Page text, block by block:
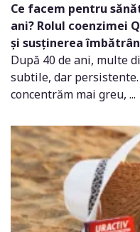
Ce facem pentru
ani? Rolul coenzimei
și susținerea
După 40 de ani, multe
subtile, dar
concentrăm mai greu, ...